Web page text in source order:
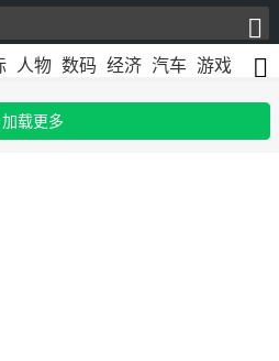
人物 数码 经济 汽车 游戏 文化
加载更多